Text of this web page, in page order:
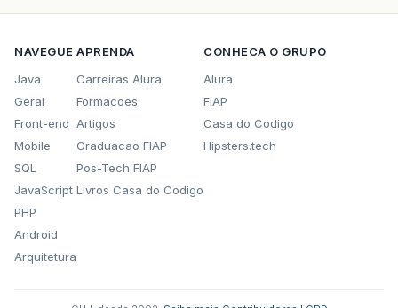
NAVEGUE
Java
Geral
Front-end
Mobile
SQL
JavaScript
PHP
Android
Arquitetura
APRENDA
Carreiras Alura
Formacoes
Artigos
Graduacao FIAP
Pos-Tech FIAP
Livros Casa do Codigo
CONHECA O GRUPO
Alura
FIAP
Casa do Codigo
Hipsters.tech